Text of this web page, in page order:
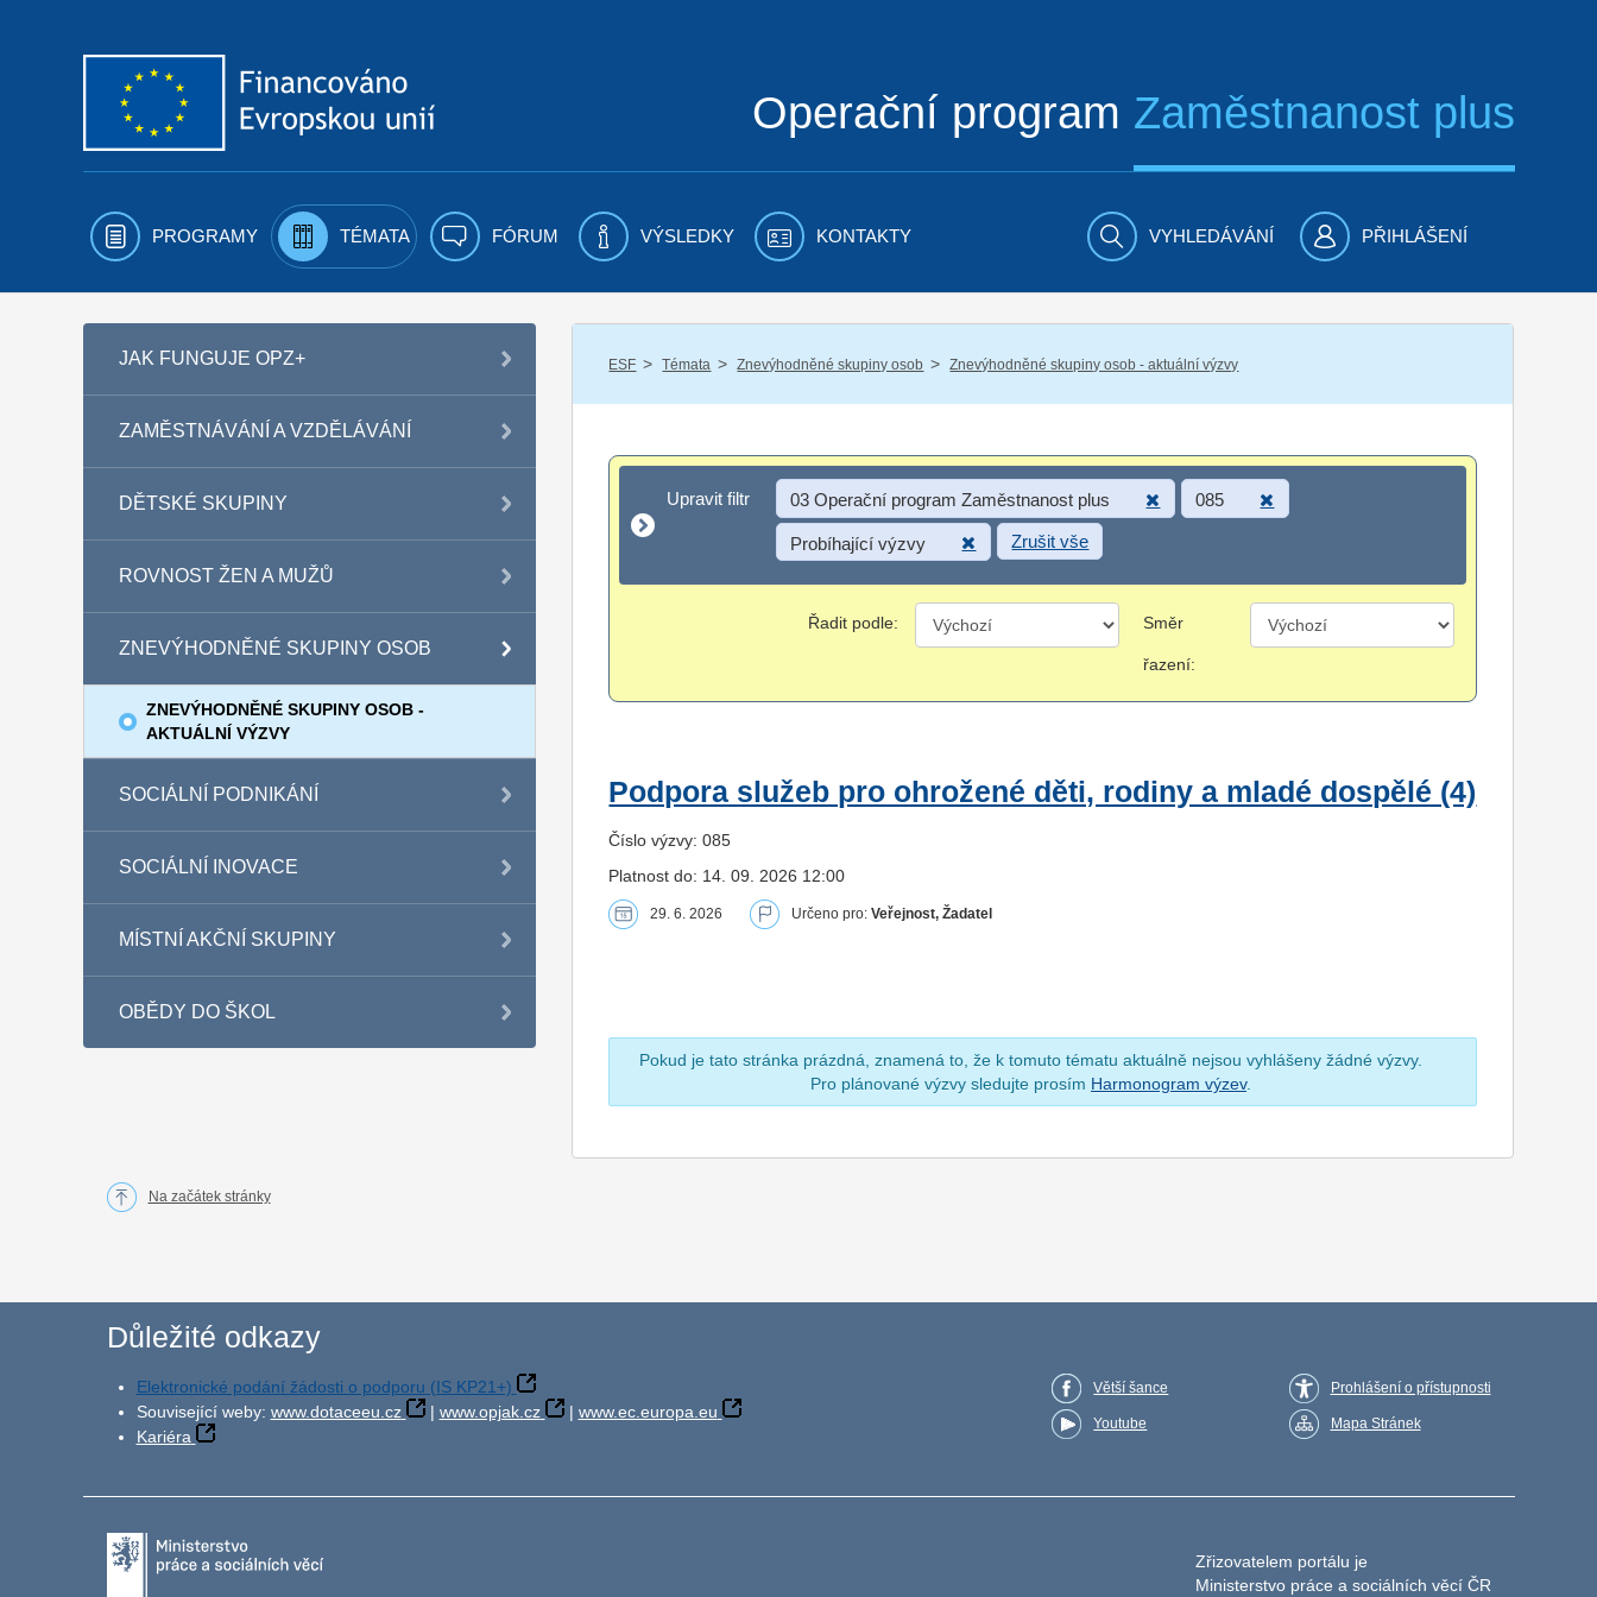
Operační program Zaměstnanost plus
PROGRAMY TÉMATA FÓRUM VÝSLEDKY KONTAKTY VYHLEDÁVÁNÍ PŘIHLÁŠENÍ
JAK FUNGUJE OPZ+
ZAMĚSTNÁVÁNÍ A VZDĚLÁVÁNÍ
DĚTSKÉ SKUPINY
ROVNOST ŽEN A MUŽŮ
ZNEVÝHODNĚNÉ SKUPINY OSOB
ZNEVÝHODNĚNÉ SKUPINY OSOB -
AKTUÁLNÍ VÝZVY
SOCIÁLNÍ PODNIKÁNÍ
SOCIÁLNÍ INOVACE
MÍSTNÍ AKČNÍ SKUPINY
OBĚDY DO ŠKOL
ESF / Témata / Znevýhodněné skupiny osob / Znevýhodněné skupiny osob - aktuální výzvy
Upravit filtr
Upravit filtr 03 Operační program Zaměstnanost plus 085
Probíhající výzvy Zrušit vše
Řadit podle: Směr
řazení:
Podpora služeb pro ohrožené děti, rodiny a mladé dospělé (4)
Číslo výzvy: 085
Platnost do: 14. 09. 2026 12:00
29. 6. 2026 Určeno pro:Veřejnost, Žadatel
Pokud je tato stránka prázdná, znamená to, že k tomuto tématu aktuálně nejsou vyhlášeny žádné výzvy.
Pro plánované výzvy sledujte prosím Harmonogram výzev.
Na začátek stránky
Důležité odkazy
Elektronické podání žádosti o podporu (IS KP21+)
Související weby: www.dotaceeu.cz | www.opjak.cz | www.ec.europa.eu
Kariéra
Větší šance
Youtube
Prohlášení o přístupnosti
Mapa Stránek
Zřizovatelem portálu je
Ministerstvo práce a sociálních věcí ČR